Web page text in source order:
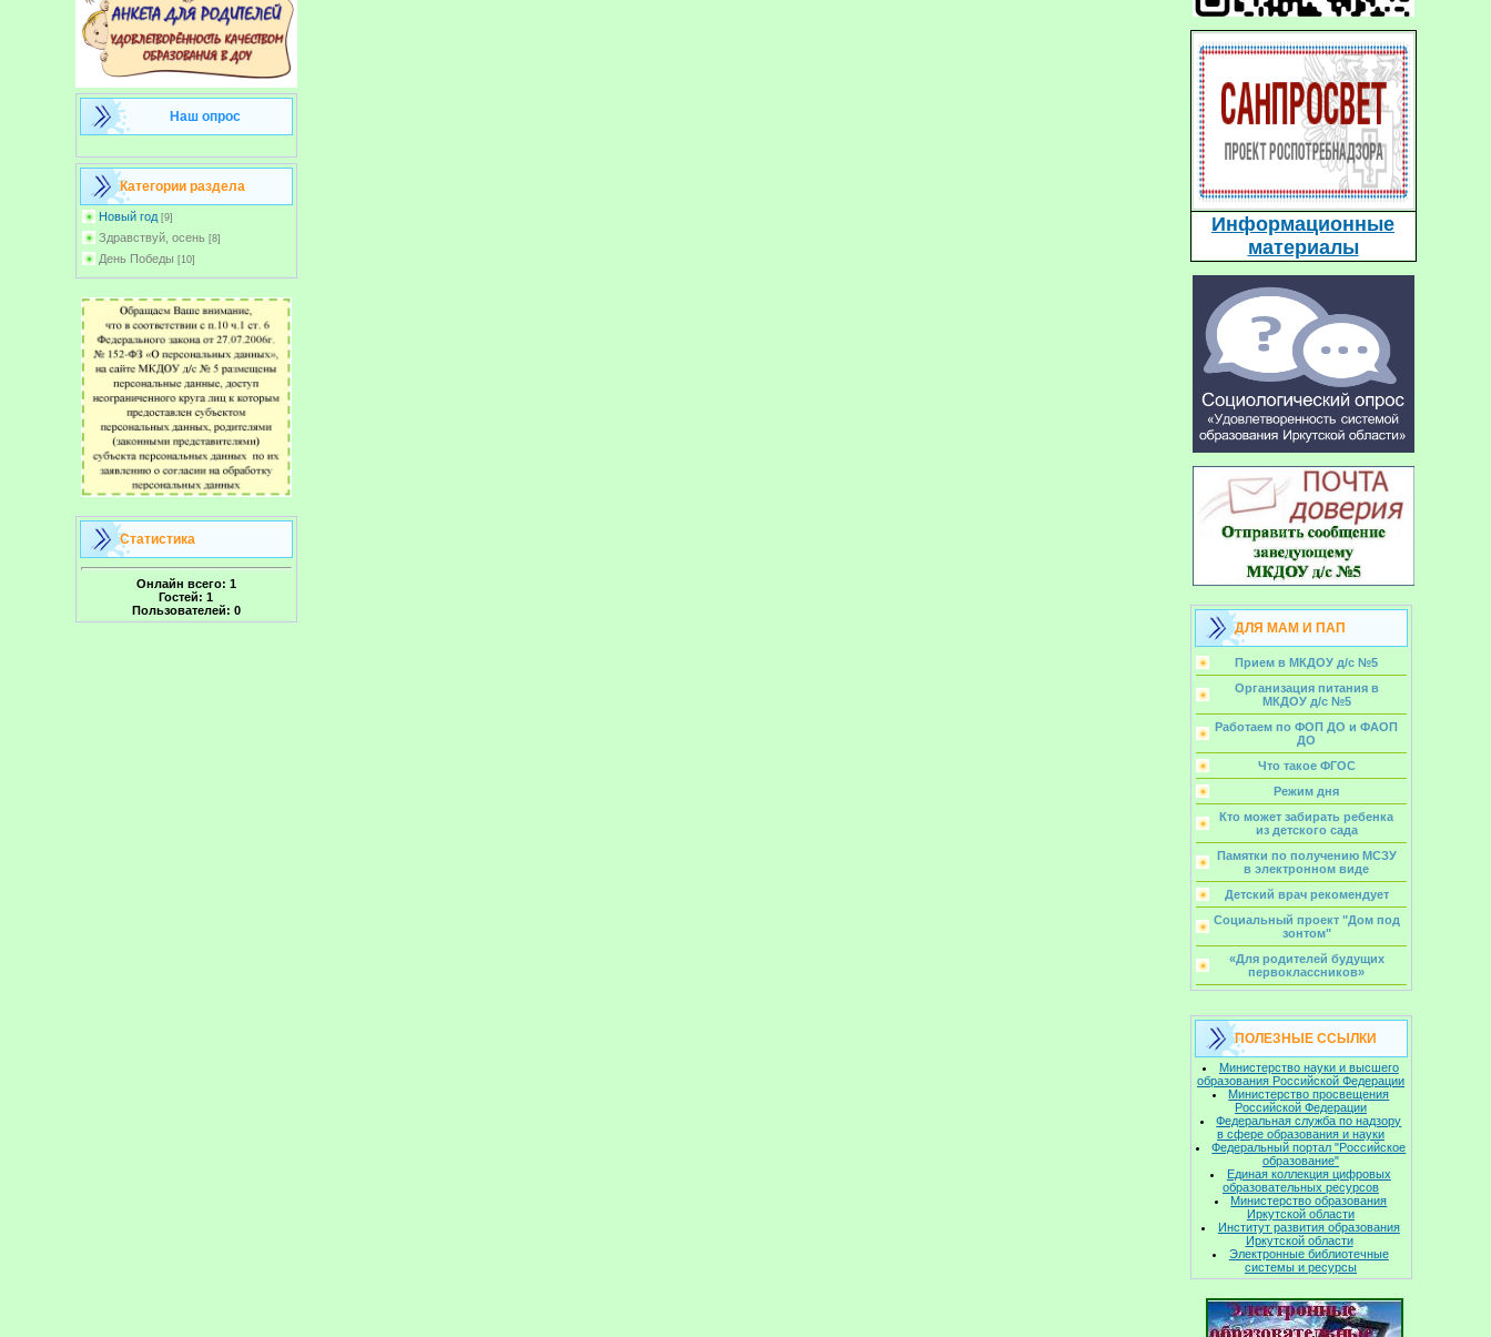
Наш опрос
Категории раздела
Новый год [9]
Здравствуй, осень [8]
День Победы [10]
Статистика
Онлайн всего: 1
Гостей: 1
Пользователей: 0
Информационные
материалы
ДЛЯ МАМ И ПАП
Прием в МКДОУ д/с №5
Организация питания в
МКДОУ д/с №5
Работаем по ФОП ДО и ФАОП
ДО
Что такое ФГОС
Режим дня
Кто может забирать ребенка
из детского сада
Памятки по получению МСЗУ
в электронном виде
Детский врач рекомендует
Социальный проект "Дом под
зонтом"
«Для родителей будущих
первоклассников»
ПОЛЕЗНЫЕ ССЫЛКИ
Министерство науки и высшего
образования Российской Федерации
Министерство просвещения
Российской Федерации
Федеральная служба по надзору
в сфере образования и науки
Федеральный портал "Российское
образование"
Единая коллекция цифровых
образовательных ресурсов
Министерство образования
Иркутской области
Институт развития образования
Иркутской области
Электронные библиотечные
системы и ресурсы